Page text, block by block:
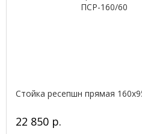
Стойка ресепшн прямая
22 850 р.